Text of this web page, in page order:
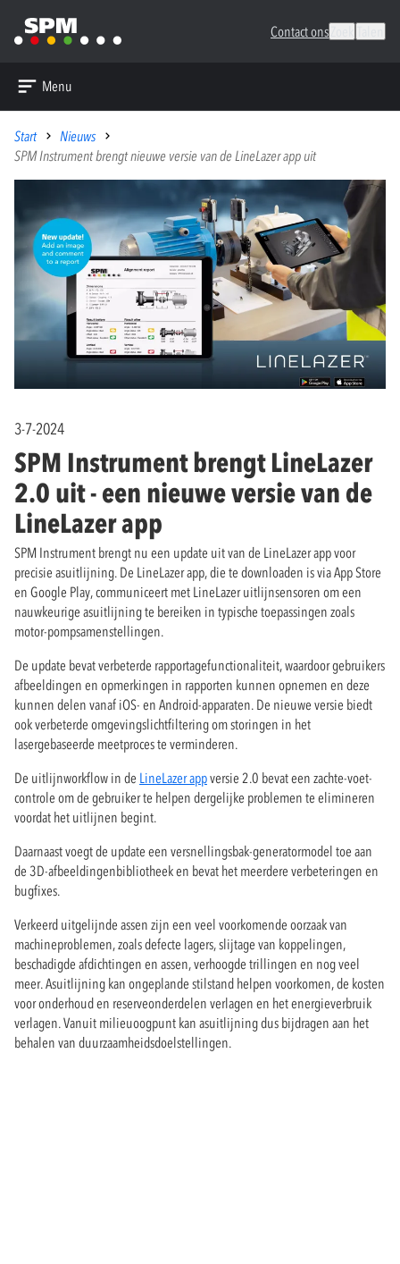
Contact ons
Menu
Start
Nieuws
SPM Instrument brengt nieuwe versie van de LineLazer app uit
3-7-2024
SPM Instrument brengt LineLazer
2.0 uit - een nieuwe versie van de
LineLazer app
SPM Instrument brengt nu een update uit van de LineLazer app voor
precisie asuitlijning. De LineLazer app, die te downloaden is via App Store
en Google Play, communiceert met LineLazer uitlijnsensoren om een
nauwkeurige asuitlijning te bereiken in typische toepassingen zoals
motor-pompsamenstellingen.
De update bevat verbeterde rapportagefunctionaliteit, waardoor gebruikers
afbeeldingen en opmerkingen in rapporten kunnen opnemen en deze
kunnen delen vanaf iOS- en Android-apparaten. De nieuwe versie biedt
ook verbeterde omgevingslichtfiltering om storingen in het
lasergebaseerde meetproces te verminderen.
De uitlijnworkflow in de LineLazer appversie 2.0 bevat een zachte-voet-
controle om de gebruiker te helpen dergelijke problemen te elimineren
voordat het uitlijnen begint.
Daarnaast voegt de update een versnellingsbak-generatormodel toe aan
de 3D-afbeeldingenbibliotheek en bevat het meerdere verbeteringen en
bugfixes.
Verkeerd uitgelijnde assen zijn een veel voorkomende oorzaak van
machineproblemen, zoals defecte lagers, slijtage van koppelingen,
beschadigde afdichtingen en assen, verhoogde trillingen en nog veel
meer. Asuitlijning kan ongeplande stilstand helpen voorkomen, de kosten
voor onderhoud en reserveonderdelen verlagen en het energieverbruik
verlagen. Vanuit milieuoogpunt kan asuitlijning dus bijdragen aan het
behalen van duurzaamheidsdoelstellingen.